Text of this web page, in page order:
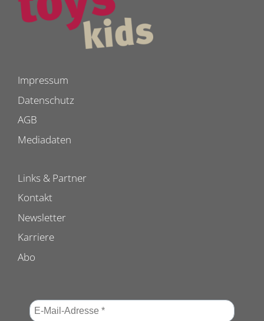
Impressum
Datenschutz
AGB
Mediadaten
Links & Partner
Kontakt
Newsletter
Karriere
Abo